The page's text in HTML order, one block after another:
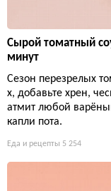
Сырой томатный
минут
Сезон перезрелых
х, добавьте хрен,
атмит любой
капли пота.
Еда и рецепты 5 254